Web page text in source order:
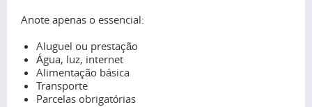
Anote apenas o essencial:
Aluguel ou prestação
Água, luz, internet
Alimentação básica
Transporte
Parcelas obrigatórias